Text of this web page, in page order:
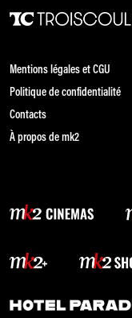
Mentions légales et CGU
Politique de confidentialité
Contacts
À propos de mk2